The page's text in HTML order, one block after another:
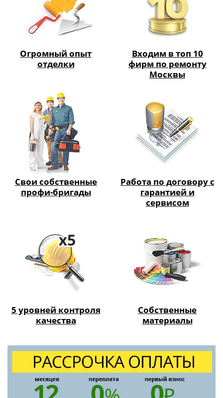
Огромный опыт
отделки
Входим в топ 10
фирм по ремонту
Москвы
Свои собственные
профи-бригады
Работа по договору с
гарантией и
сервисом
5 уровней контроля
качества
Собственные
материалы